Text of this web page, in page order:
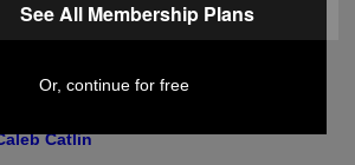
Best Song of His
Catlin
See All Membership Plans
Or, continue for free